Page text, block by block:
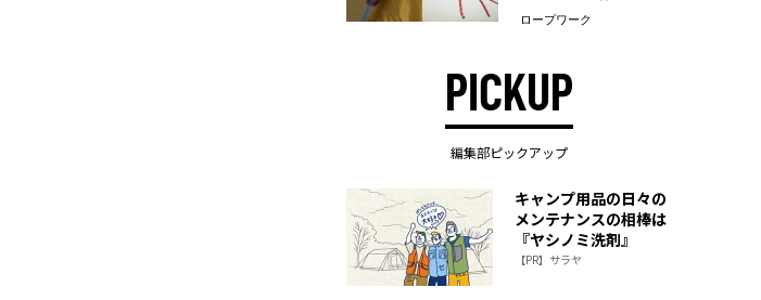
ロープワーク
PICKUP
編集部ピックアップ
キャンプ用品の日々の
メンテナンスの相棒は
『ヤシノミ洗剤』
【PR】サラヤ